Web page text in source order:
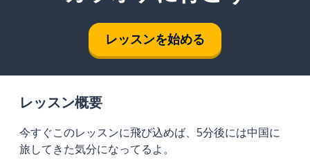
レッスンを始める
レッスン概要
今すぐこのレッスンに飛び込めば、5分後には中国に
旅してきた気分になってるよ。